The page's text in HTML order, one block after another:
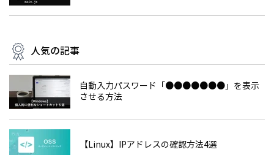
人気の記事
自動入力パスワード「●●●●●●●」を表示
させる方法
【Linux】IPアドレスの確認方法4選